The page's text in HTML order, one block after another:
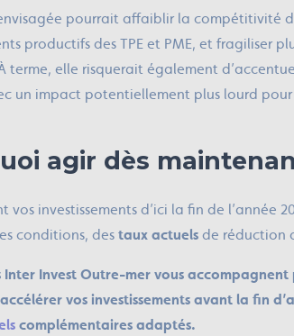
pourrait affaiblir la compétitivité
productifs des TPE et PME, et fragiliser
terme, elle risquerait également
un impact potentiellement plus lourd
agir dès
vos investissements d’ici la fin de l’année
conditions, des taux actuels de réduction
Inter Invest Outre-mer vous
vos investissements avant la fin
complémentaires adaptés.